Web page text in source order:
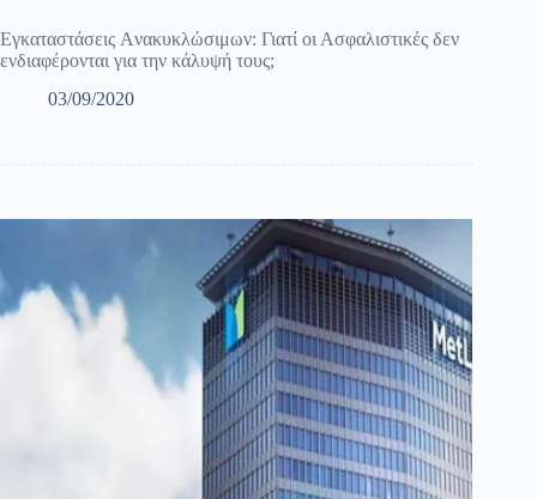
Εγκαταστάσεις Aνακυκλώσιμων: Γιατί οι Ασφαλιστικές δεν
ενδιαφέρονται για την κάλυψή τους;
03/09/2020